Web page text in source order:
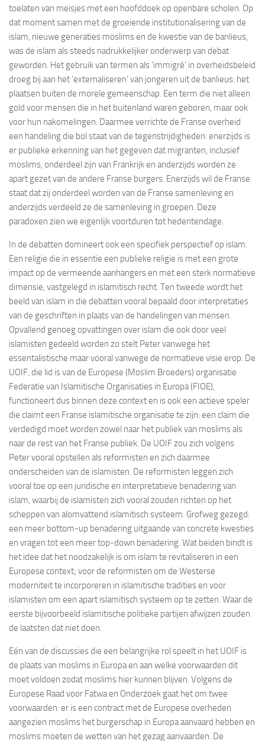
toelaten van meisjes met een hoofddoek op openbare scholen. Op
dat moment samen met de groeiende institutionalisering van de
islam, nieuwe generaties moslims en de kwestie van de banlieus,
was de islam als steeds nadrukkelijker onderwerp van debat
geworden. Het gebruik van termen als ‘immigré’ in overheidsbeleid
droeg bij aan het ‘externaliseren’ van jongeren uit de banlieus: het
plaatsen buiten de morele gemeenschap. Een term die niet alleen
gold voor mensen die in het buitenland waren geboren, maar ook
voor hun nakomelingen. Daarmee verrichte de Franse overheid
een handeling die bol staat van de tegenstrijdigheden: enerzijds is
er publieke erkenning van het gegeven dat migranten, inclusief
moslims, onderdeel zijn van Frankrijk en anderzijds worden ze
apart gezet van de andere Franse burgers. Enerzijds wil de Franse
staat dat zij onderdeel worden van de Franse samenleving en
anderzijds verdeeld ze de samenleving in groepen. Deze
paradoxen zien we eigenlijk voortduren tot hedentendage.
In de debatten domineert ook een specifiek perspectief op islam.
Een religie die in essentie een publieke religie is met een grote
impact op de vermeende aanhangers en met een sterk normatieve
dimensie, vastgelegd in islamitisch recht. Ten tweede wordt het
beeld van islam in die debatten vooral bepaald door interpretaties
van de geschriften in plaats van de handelingen van mensen.
Opvallend genoeg opvattingen over islam die ook door veel
islamisten gedeeld worden zo stelt Peter vanwege het
essentalistische maar vooral vanwege de normatieve visie erop. De
UOIF, die lid is van de Europese (Moslim Broeders) organisatie
Federatie van Islamitische Organisaties in Europa (FIOE),
functioneert dus binnen deze context en is ook een actieve speler
die claimt een Franse islamitische organisatie te zijn: een claim die
verdedigd moet worden zowel naar het publiek van moslims als
naar de rest van het Franse publiek. De UOIF zou zich volgens
Peter vooral opstellen als reformisten en zich daarmee
onderscheiden van de islamisten. De reformisten leggen zich
vooral toe op een juridische en interpretatieve benadering van
islam, waarbij de islamisten zich vooral zouden richten op het
scheppen van alomvattend islamitisch systeem. Grofweg gezegd:
een meer bottom-up benadering uitgaande van concrete kwesties
en vragen tot een meer top-down benadering. Wat beiden bindt is
het idee dat het noodzakelijk is om islam te revitaliseren in een
Europese context; voor de reformisten om de Westerse
moderniteit te incorporeren in islamitische tradities en voor
islamisten om een apart islamitisch systeem op te zetten. Waar de
eerste bijvoorbeeld islamitische politieke partijen afwijzen zouden
de laatsten dat niet doen.
Eén van de discussies die een belangrijke rol speelt in het UOIF is
de plaats van moslims in Europa en aan welke voorwaarden dit
moet voldoen zodat moslims hier kunnen blijven. Volgens de
Europese Raad voor Fatwa en Onderzoek gaat het om twee
voorwaarden: er is een contract met de Europese overheden
aangezien moslims het burgerschap in Europa aanvaard hebben en
moslims moeten de wetten van het gezag aanvaarden. De